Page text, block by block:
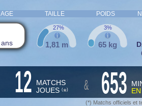
AGE TAILLE POIDS
ans 1,81 m
27%
65 kg
3%
12
MATCHS
JOUES (*) & 653
(*) Matchs officiels et